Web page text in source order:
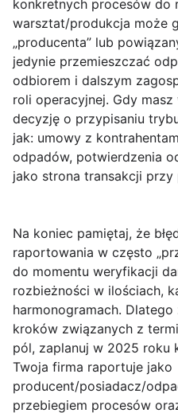
konkretnych procesów do
warsztat/produkcja może
„producenta” lub
jedynie przemieszczać
odbiorem i dalszym
roli operacyjnej. Gdy
decyzję o przypisaniu
jak: umowy z
odpadów, potwierdzenia
jako strona transakcji przy
Na koniec pamiętaj, że
raportowania w często
do momentu weryfikacji
rozbieżności w ilościach,
harmonogramach.
kroków związanych z
pól, zaplanuj w 2025 roku
Twoja firma raportuje jako
producent/posiadacz/
przebiegiem procesów